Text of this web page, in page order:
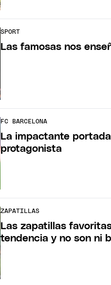
SPORT
Las famosas nos
FC BARCELONA
La impactante
protagonista
ZAPATILLAS
Las zapatillas
tendencia y no son ni